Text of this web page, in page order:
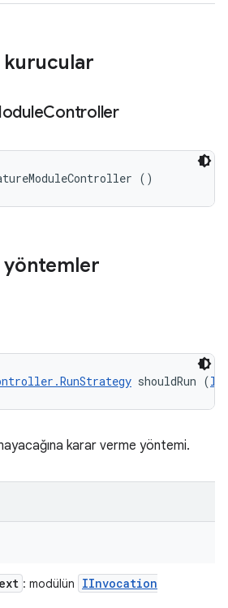
kurucular
Controller
()
yöntemler
shouldRun (
karar verme yöntemi.
: modülün
IInvocation